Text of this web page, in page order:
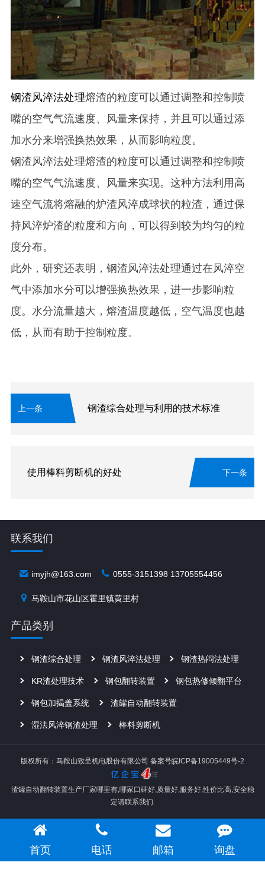
钢渣风淬法处理熔渣的粒度可以通过调整和控制喷
嘴的空气气流速度、风量来保持，并且可以通过添
加水分来增强换热效果，从而影响粒度。‌
钢渣风淬法处理熔渣的粒度可以通过调整和控制喷
嘴的空气气流速度、风量来实现。这种方法利用高
速空气流将熔融的炉渣风淬成球状的粒渣，通过保
持风淬炉渣的粒度和方向，可以得到较为均匀的粒
度分布‌。
此外，研究还表明，钢渣风淬法处理通过在风淬空
气中添加水分可以增强换热效果，进一步影响粒
度。水分流量越大，熔渣温度越低，空气温度也越
低，从而有助于控制粒度‌。
上一条 钢渣综合处理与利用的技术标准
使用棒料剪断机的好处 下一条
联系我们
imyjh@163.com 0555-3151398 13705554456
马鞍山市花山区霍里镇黄里村
产品类别
钢渣综合处理 钢渣风淬法处理 钢渣热闷法处理
KR渣处理技术 钢包翻转装置 钢包热修倾翻平台
钢包加揭盖系统 渣罐自动翻转装置
湿法风淬钢渣处理 棒料剪断机
版权所有：马鞍山致呈机电股份有限公司 备案号皖ICP备19005449号-2
渣罐自动翻转装置生产厂家哪里有,哪家口碑好,质量好,服务好,性价比高,安全稳
定请联系我们.
首页 电话 邮箱 询盘